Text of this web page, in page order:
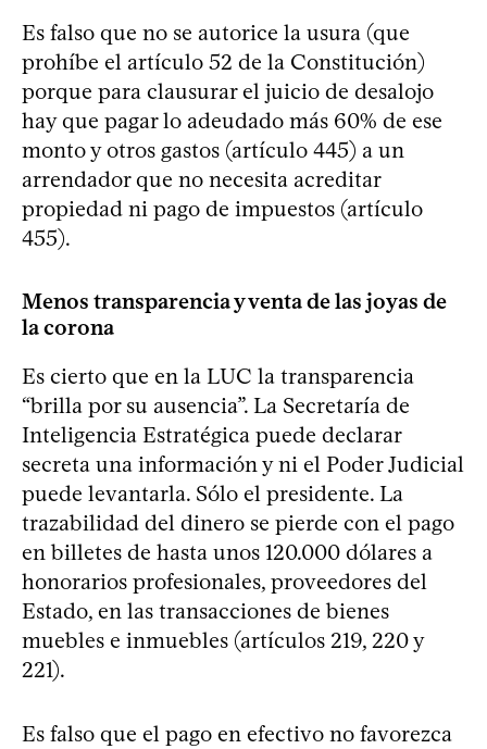
Es falso que no se autorice la usura (que
prohíbe el artículo 52 de la Constitución)
porque para clausurar el juicio de desalojo
hay que pagar lo adeudado más 60% de ese
monto y otros gastos (artículo 445) a un
arrendador que no necesita acreditar
propiedad ni pago de impuestos (artículo
455).
Menos transparencia y venta de las joyas de
la corona
Es cierto que en la LUC la transparencia
“brilla por su ausencia”. La Secretaría de
Inteligencia Estratégica puede declarar
secreta una información y ni el Poder Judicial
puede levantarla. Sólo el presidente. La
trazabilidad del dinero se pierde con el pago
en billetes de hasta unos 120.000 dólares a
honorarios profesionales, proveedores del
Estado, en las transacciones de bienes
muebles e inmuebles (artículos 219, 220 y
221).
Es falso que el pago en efectivo no favorezca